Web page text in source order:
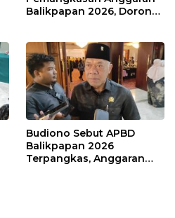
Balikpapan 2026, Dorong
Budiono Sebut APBD
Balikpapan 2026
Terpangkas, Anggaran